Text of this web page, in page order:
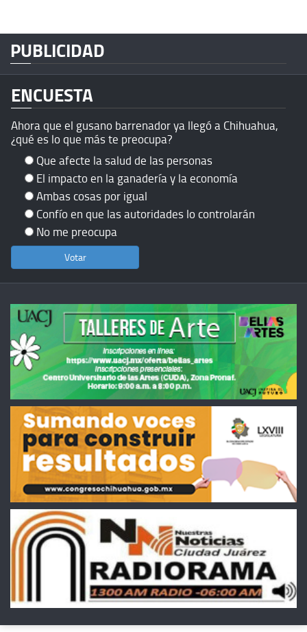
PUBLICIDAD
ENCUESTA
Ahora que el gusano barrenador ya llegó a Chihuahua,
¿qué es lo que más te preocupa?
Que afecte la salud de las personas
El impacto en la ganadería y la economía
Ambas cosas por igual
Confío en que las autoridades lo controlarán
No me preocupa